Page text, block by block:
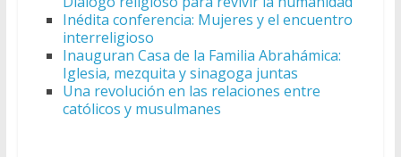
Inédita conferencia: Mujeres y el encuentro
interreligioso
Inauguran Casa de la Familia Abrahámica:
Iglesia, mezquita y sinagoga juntas
Una revolución en las relaciones entre
católicos y musulmanes